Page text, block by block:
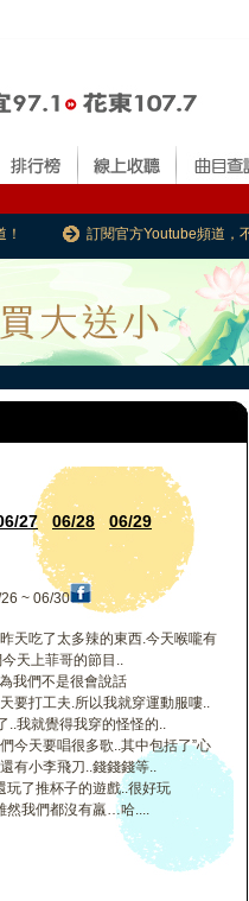
訂閱官方Youtube頻道，
27 06/28
06/29
~ 06/30
天吃了太多辣的東西.今天喉嚨有
天上菲哥的節目..
我們不是很會說話
要打工夫.所以我就穿運動服嘍..
..我就覺得我穿的怪怪的..
今天要唱很多歌..其中包括了”心
有小李飛刀..錢錢錢等..
玩了推杯子的遊戲..很好玩
然我們都沒有羸…哈....